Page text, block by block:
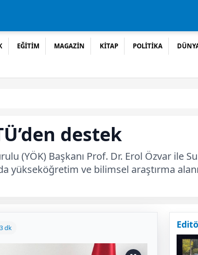
EĞİTİM MAGAZİN KİTAP POLİTİKA
destek
(YÖK) Başkanı Prof. Dr. Erol Özvar ile
yükseköğretim ve bilimsel araştırma
dk